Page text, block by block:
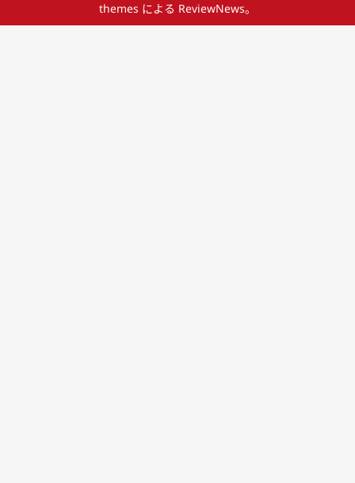
themes による ReviewNews。